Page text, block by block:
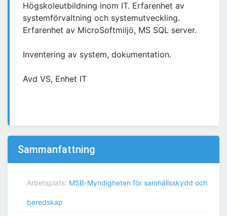
Högskoleutbildning inom IT. Erfarenhet av
systemförvaltning och systemutveckling.
Erfarenhet av MicroSoftmiljö, MS SQL server.
Inventering av system, dokumentation.
Avd VS, Enhet IT
Sammanfattning
Arbetsplats: MSB-Myndigheten för samhällsskydd och
beredskap